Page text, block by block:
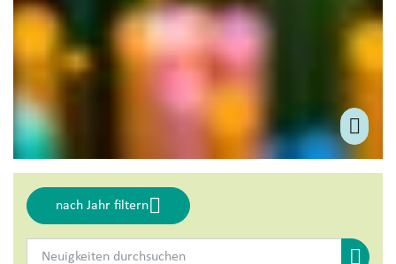
nach Jahr filtern